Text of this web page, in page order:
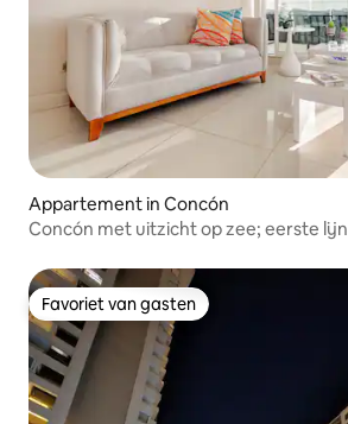
Appartement in Concón
Concón met uitzicht op zee; eerste lijn
Favoriet van gasten
Favoriet van gasten